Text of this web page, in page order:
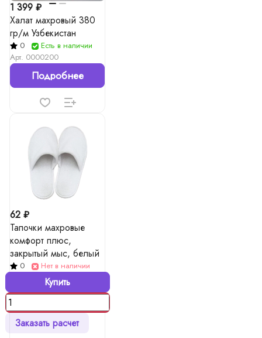
1 399 ₽
Халат махровый 380
гр/м Узбекистан
0
Есть в наличии
Арт. 0000200
Подробнее
62 ₽
Тапочки махровые
комфорт плюс,
закрытый мыс, белый
0 Нет в наличии
Купить
Заказать расчет